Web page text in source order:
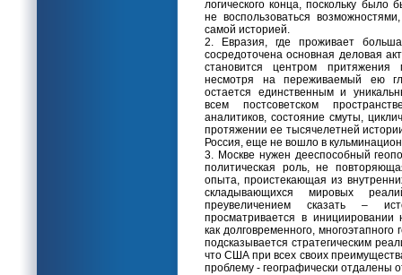
логического конца, поскольку было
не воспользоваться
самой историей.
2. Евразия, где проживает
сосредоточена основная деловая
становится центром притяжения
несмотря на переживаемый ею
остается единственным и
всем постсоветском
аналитиков, состояние смуты,
протяжении ее тысячелетней
Россия, еще не вошло в
3. Москве нужен дееспособный
политическая роль, не
опыта, проистекающая из
складывающихся мировых
преувеличением сказать –
просматривается в инициировании
как долговременного, многоэтапного
подсказывается стратегическим
что США при всех своих
проблему - географически отдалены